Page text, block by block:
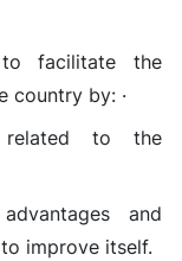
facilitate the
country by: ·
related to the
and
improve itself.